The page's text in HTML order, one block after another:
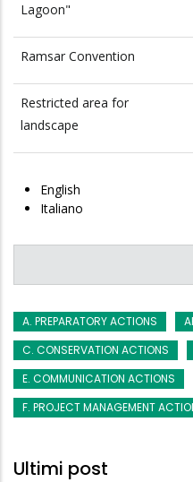
Lagoon"
Ramsar Convention
Restricted area for
landscape
English
Italiano
A. PREPARATORY ACTIONS
C. CONSERVATION ACTIONS
E. COMMUNICATION ACTIONS
F. PROJECT MANAGEMENT
Ultimi post